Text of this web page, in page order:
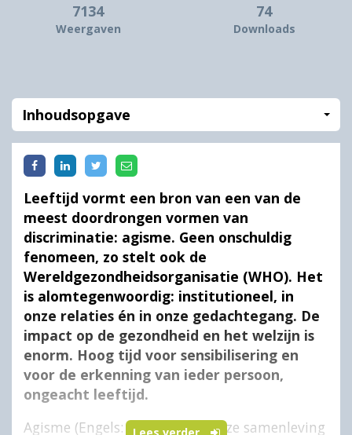
7134
Weergaven
74
Downloads
Inhoudsopgave
Lees verder
Leeftijd vormt een bron van een van de
meest doordrongen vormen van
discriminatie: agisme. Geen onschuldig
fenomeen, zo stelt ook de
Wereldgezondheidsorganisatie (WHO). Het
is alomtegenwoordig: institutioneel, in
onze relaties én in onze gedachtegang. De
impact op de gezondheid en het welzijn is
enorm. Hoog tijd voor sensibilisering en
voor de erkenning van ieder persoon,
ongeacht leeftijd.
Agisme (Engels:ageism) is in onze samenleving